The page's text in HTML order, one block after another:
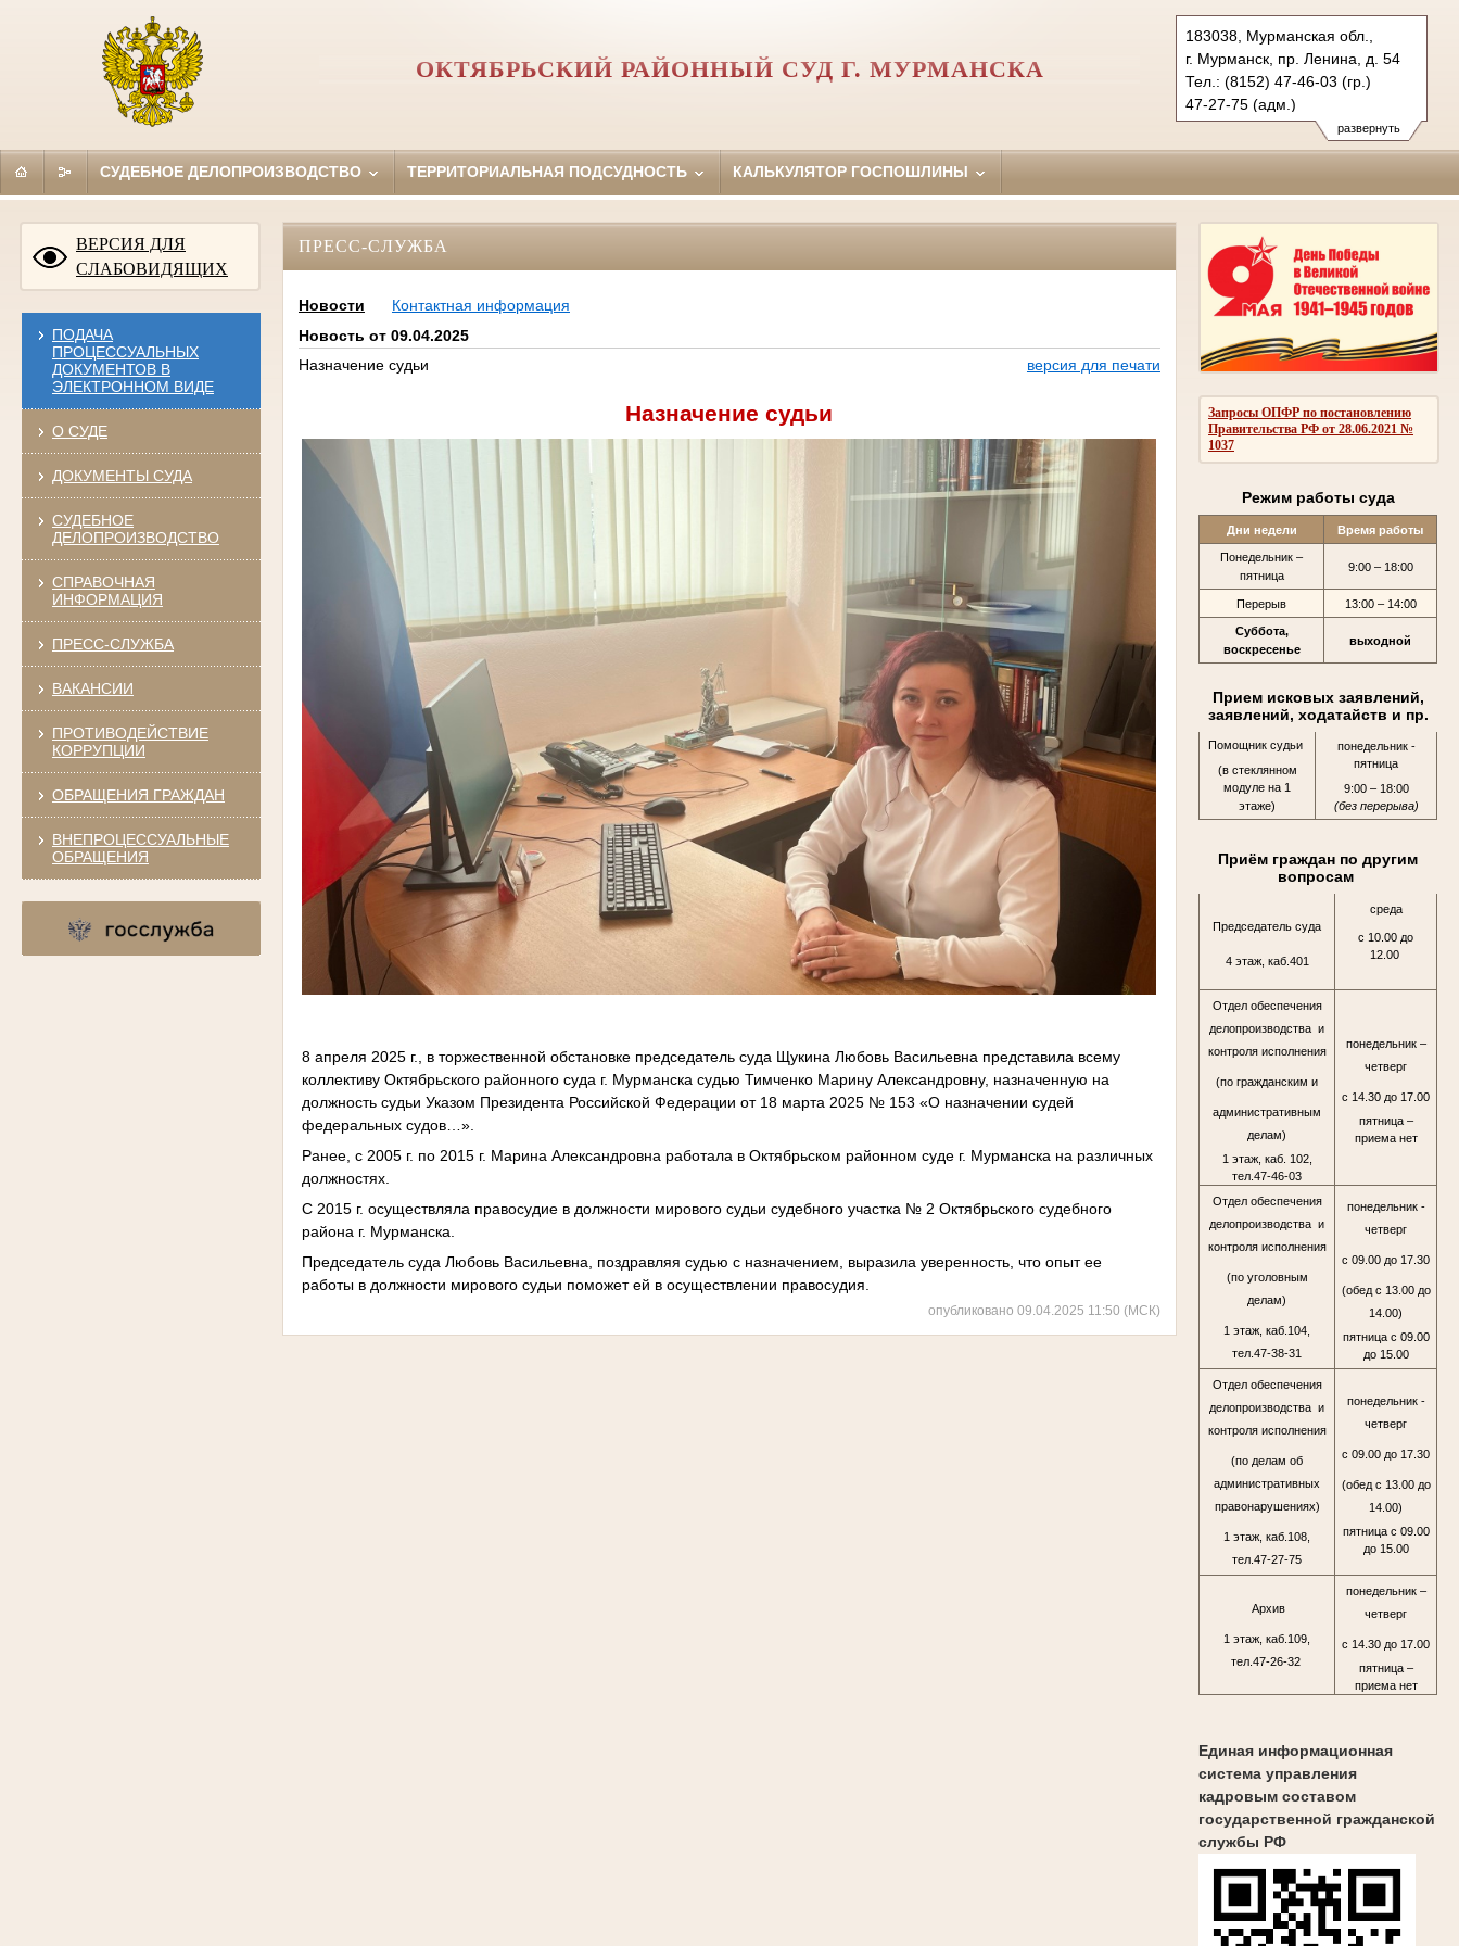
развернуть
183038, Мурманская обл.,
г. Мурманск, пр. Ленина, д. 54
Тел.: (8152) 47-46-03 (гр.)
47-27-75 (адм.)
47-38-31 (уг.)
okt.mrm@sudrf.ru
ОКТЯБРЬСКИЙ РАЙОННЫЙ СУД Г. МУРМАНСКА
СУДЕБНОЕ ДЕЛОПРОИЗВОДСТВО ТЕРРИТОРИАЛЬНАЯ ПОДСУДНОСТЬ КАЛЬКУЛЯТОР ГОСПОШЛИНЫ
ВЕРСИЯ ДЛЯ
СЛАБОВИДЯЩИХ
ПОДАЧА
ПРОЦЕССУАЛЬНЫХ
ДОКУМЕНТОВ В
ЭЛЕКТРОННОМ ВИДЕ
О СУДЕ
ДОКУМЕНТЫ СУДА
СУДЕБНОЕ
ДЕЛОПРОИЗВОДСТВО
СПРАВОЧНАЯ
ИНФОРМАЦИЯ
ПРЕСС-СЛУЖБА
ВАКАНСИИ
ПРОТИВОДЕЙСТВИЕ
КОРРУПЦИИ
ОБРАЩЕНИЯ ГРАЖДАН
ВНЕПРОЦЕССУАЛЬНЫЕ
ОБРАЩЕНИЯ
Запросы ОПФР по постановлению
Правительства РФ от 28.06.2021 №
1037
Режим работы суда
Дни недели Время работы
Понедельник –
пятница
9:00 – 18:00
Перерыв 13:00 – 14:00
Суббота,
воскресенье
выходной
Прием исковых заявлений,
заявлений, ходатайств и пр.
Помощник судьи
(в стеклянном
модуле на 1
этаже)
понедельник -
пятница
9:00 – 18:00
(без перерыва)
Приём граждан по другим
вопросам
Председатель суда
4 этаж, каб.401
среда
с 10.00 до
12.00
Отдел обеспечения
делопроизводства и
контроля исполнения
(по гражданским и
административным
делам)
1 этаж, каб. 102,
тел.47-46-03
понедельник –
четверг
с 14.30 до 17.00
пятница –
приема нет
Отдел обеспечения
делопроизводства и
контроля исполнения
(по уголовным
делам)
1 этаж, каб.104,
тел.47-38-31
понедельник -
четверг
с 09.00 до 17.30
(обед с 13.00 до
14.00)
пятница с 09.00
до 15.00
Отдел обеспечения
делопроизводства и
контроля исполнения
(по делам об
административных
правонарушениях)
1 этаж, каб.108,
тел.47-27-75
понедельник -
четверг
с 09.00 до 17.30
(обед с 13.00 до
14.00)
пятница с 09.00
до 15.00
Архив
1 этаж, каб.109,
тел.47-26-32
понедельник –
четверг
с 14.30 до 17.00
пятница –
приема нет
Единая информационная
система управления
кадровым составом
государственной гражданской
службы РФ
ПРЕСС-СЛУЖБА
Новости
Контактная информация
Новость от 09.04.2025
Назначение судьи
версия для печати
Назначение судьи
8 апреля 2025 г., в торжественной обстановке председатель суда Щукина Любовь Васильевна представила всему
коллективу Октябрьского районного суда г. Мурманска судью Тимченко Марину Александровну, назначенную на
должность судьи Указом Президента Российской Федерации от 18 марта 2025 № 153 «О назначении судей
федеральных судов…».
Ранее, с 2005 г. по 2015 г. Марина Александровна работала в Октябрьском районном суде г. Мурманска на различных
должностях.
С 2015 г. осуществляла правосудие в должности мирового судьи судебного участка № 2 Октябрьского судебного
района г. Мурманска.
Председатель суда Любовь Васильевна, поздравляя судью с назначением, выразила уверенность, что опыт ее
работы в должности мирового судьи поможет ей в осуществлении правосудия.
опубликовано 09.04.2025 11:50 (МСК)